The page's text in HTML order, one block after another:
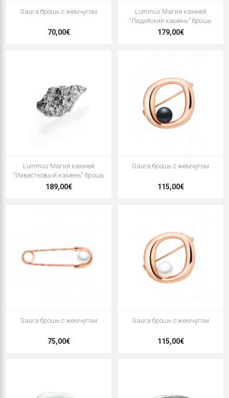
Gaura брошь с жемчугом
70,00€
Lummus Магия камней
"Лидийский камень" брошь
179,00€
Lummus Магия камней
"Известковый камень" брошь
189,00€
Gaura брошь с жемчугом
115,00€
Gaura брошь с жемчугом
75,00€
Gaura брошь с жемчугом
115,00€